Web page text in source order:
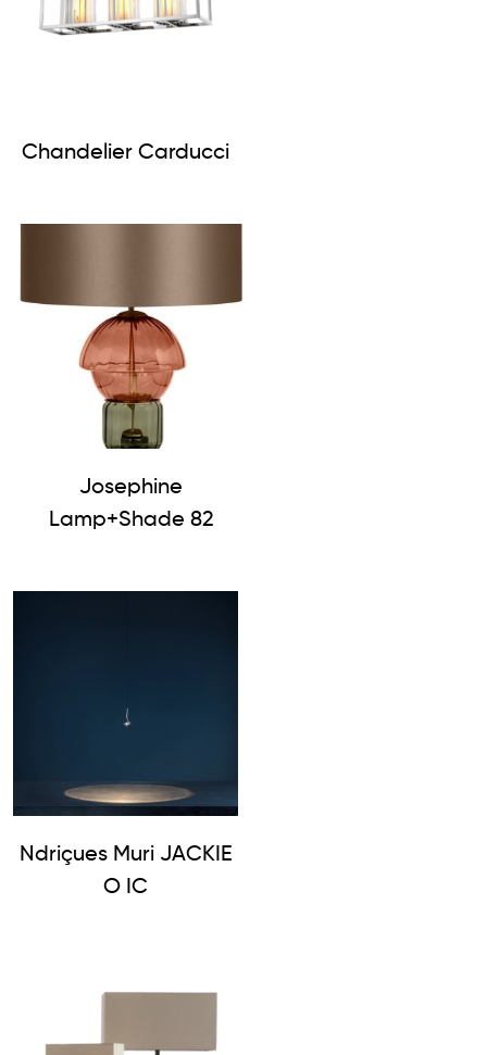
Chandelier Carducci
Josephine
Lamp+Shade 82
Ndriçues Muri JACKIE
O IC